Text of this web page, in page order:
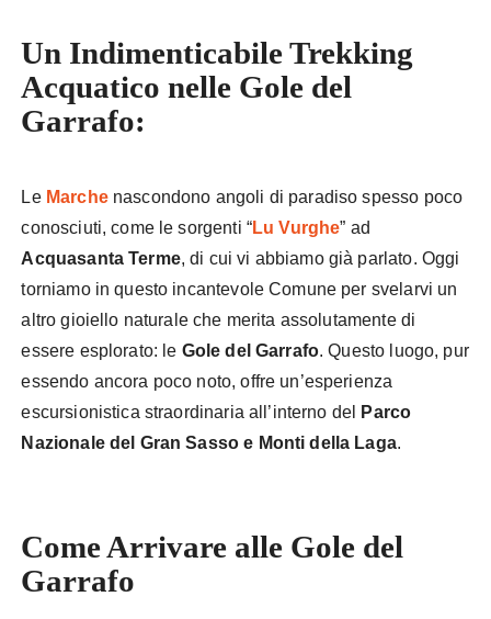
Un Indimenticabile Trekking
Acquatico nelle Gole del
Garrafo:
Le Marchenascondono angoli di paradiso spesso poco
conosciuti, come le sorgenti “Lu Vurghe” ad
Acquasanta Terme, di cui vi abbiamo già parlato. Oggi
torniamo in questo incantevole Comune per svelarvi un
altro gioiello naturale che merita assolutamente di
essere esplorato: le Gole del Garrafo. Questo luogo, pur
essendo ancora poco noto, offre un’esperienza
escursionistica straordinaria all’interno del
Parco
Nazionale del Gran Sasso e Monti della Laga.
Come Arrivare alle Gole del
Garrafo